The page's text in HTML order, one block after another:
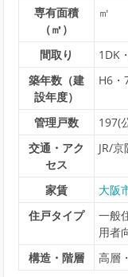
専有面積
（㎡）
㎡
間取り
1DK
築年数（建
設年度）
H6・
管理戸数
197(
交通・アク
セス
JR/
家賃
大阪
住戸タイプ
一般
用者
構造・階層
高層